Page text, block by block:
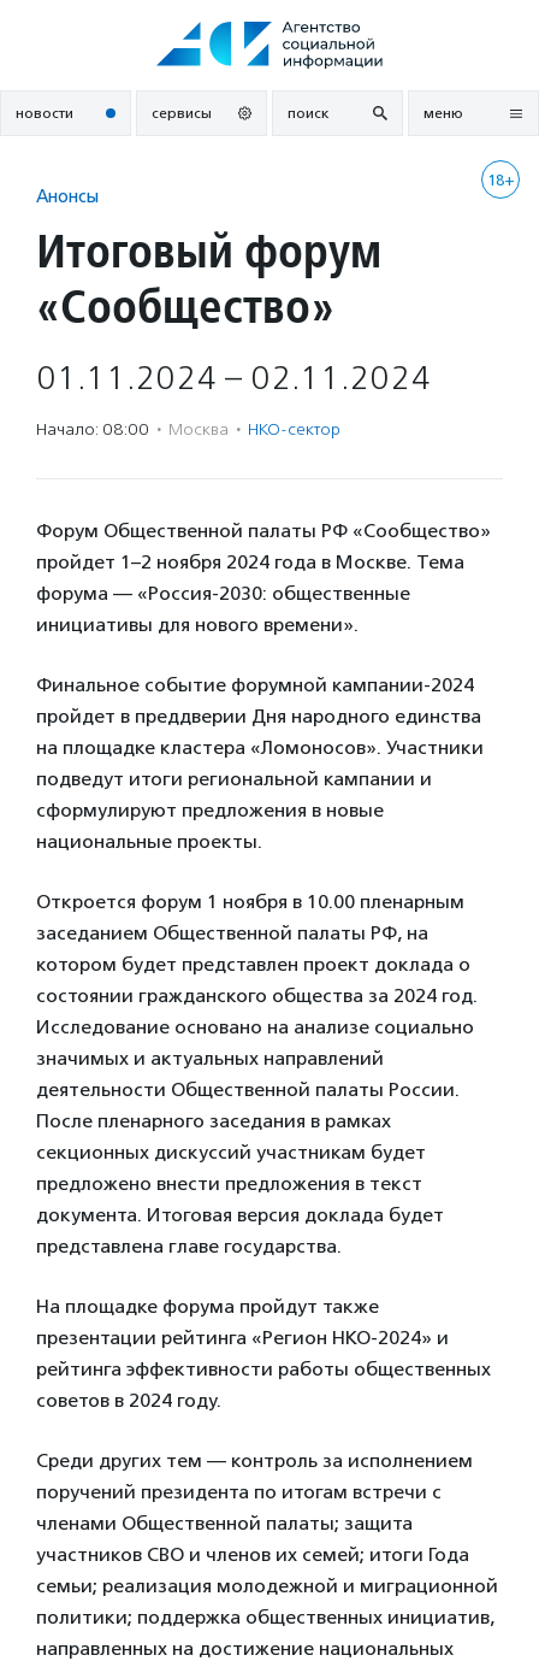
новости сервисы поиск меню
18+
Анонсы
Итоговый форум
«Сообщество»
01.11.2024 – 02.11.2024
Начало: 08:00 · Москва · НКО-сектор
Форум Общественной палаты РФ «Сообщество»
пройдет 1–2 ноября 2024 года в Москве. Тема
форума — «Россия-2030: общественные
инициативы для нового времени».
Финальное событие форумной кампании-2024
пройдет в преддверии Дня народного единства
на площадке кластера «Ломоносов». Участники
подведут итоги региональной кампании и
сформулируют предложения в новые
национальные проекты.
Откроется форум 1 ноября в 10.00 пленарным
заседанием Общественной палаты РФ, на
котором будет представлен проект доклада о
состоянии гражданского общества за 2024 год.
Исследование основано на анализе социально
значимых и актуальных направлений
деятельности Общественной палаты России.
После пленарного заседания в рамках
секционных дискуссий участникам будет
предложено внести предложения в текст
документа. Итоговая версия доклада будет
представлена главе государства.
На площадке форума пройдут также
презентации рейтинга «Регион НКО-2024» и
рейтинга эффективности работы общественных
советов в 2024 году.
Среди других тем — контроль за исполнением
поручений президента по итогам встречи с
членами Общественной палаты; защита
участников СВО и членов их семей; итоги Года
семьи; реализация молодежной и миграционной
политики; поддержка общественных инициатив,
направленных на достижение национальных